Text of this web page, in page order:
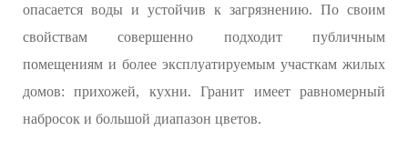
опасается воды и устойчив к загрязнению. По своим
свойствам совершенно подходит публичным
помещениям и более эксплуатируемым участкам жилых
домов: прихожей, кухни. Гранит имеет равномерный
набросок и большой диапазон цветов.